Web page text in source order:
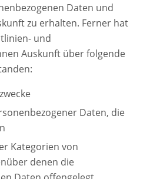
Daten und
zu erhalten. Ferner hat
und
Auskunft über folgende
Daten, die
Kategorien von
denen die